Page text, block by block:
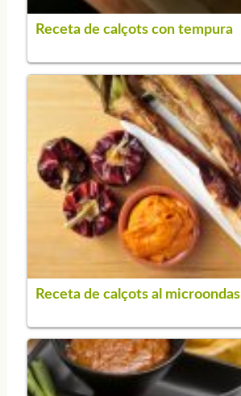
Receta de calçots con tempura
Receta de calçots al microondas